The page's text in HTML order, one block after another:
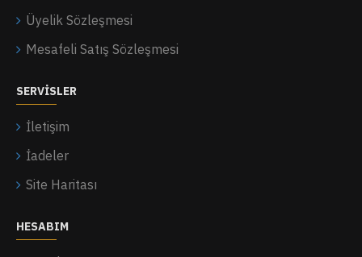
Üyelik Sözleşmesi
Mesafeli Satış Sözleşmesi
SERVISLER
İletişim
İadeler
Site Haritası
HESABIM